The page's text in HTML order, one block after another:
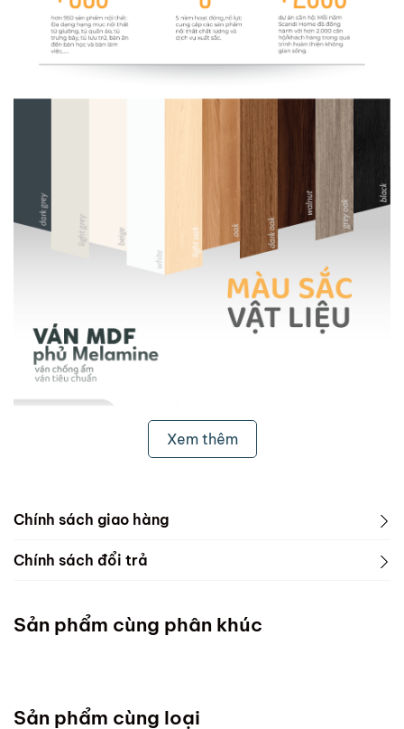
Xem thêm
Chính sách giao hàng
1. Freeship & Lắp đặt cho khách hàng các tỉnh thành
Miền Bắc
Đà Nẵng :Thứ 7 mỗi tuần ( Chốt đơn chậm nhất thứ
Chính sách đổi trả
Sản phẩm cùng phân khúc
Sản phẩm cùng loại